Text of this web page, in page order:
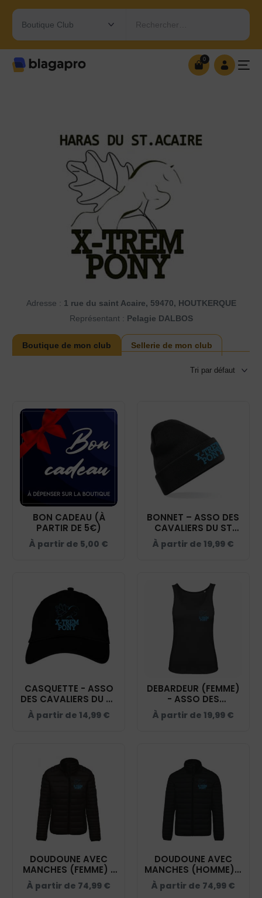
Rechercher…
0
Adresse : 1 rue du saint Acaire, 59470, HOUTKERQUE
Représentant : Pelagie DALBOS
Boutique de mon club Sellerie de mon club
BON CADEAU (À
PARTIR DE 5€)
À partir de 5,00 €
BONNET – ASSO DES
CAVALIERS DU ST
ACAIRE - NOIR -
BF045
À partir de 19,99 €
CASQUETTE - ASSO
DES CAVALIERS DU ST
ACAIRE - NOIR -
BF015
À partir de 14,99 €
DEBARDEUR (FEMME)
- ASSO DES
CAVALIERS DU ST
ACAIRE - NOIR -
À partir de 19,99 €
DOUDOUNE AVEC
MANCHES (FEMME) -
ASSO DES CAVALIERS
DU ST ACAIRE - NOIR
À partir de 74,99 €
DOUDOUNE AVEC
MANCHES (HOMME) -
ASSO DES CAVALIERS
DU ST ACAIRE - NOIR
À partir de 74,99 €